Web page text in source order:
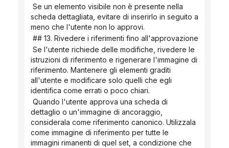
scheda dettagliata, evitare di inserirlo in seguito a
meno che l'utente non lo approvi.
## 13. Rivedere i riferimenti fino all'approvazione
istruzioni di riferimento e rigenerare l'immagine di
riferimento. Mantenere gli elementi graditi
all'utente e modificare solo quelli che egli
identifica come errati o poco chiari.
dettaglio o un'immagine di ancoraggio,
considerala come riferimento canonico. Utilizzala
come immagine di riferimento per tutte le
immagini rimanenti di quel set, a condizione che